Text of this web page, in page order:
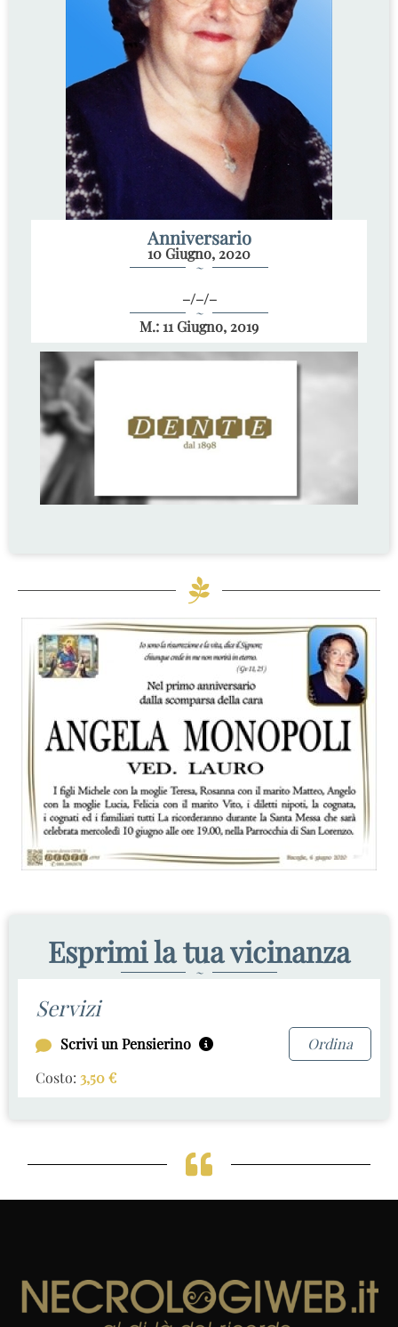
Anniversario
10 Giugno, 2020
~
–/–/–
~
M.: 11 Giugno, 2019
Esprimi la tua vicinanza
~
Servizi
Scrivi un Pensierino
Ordina
Costo: 3,50€